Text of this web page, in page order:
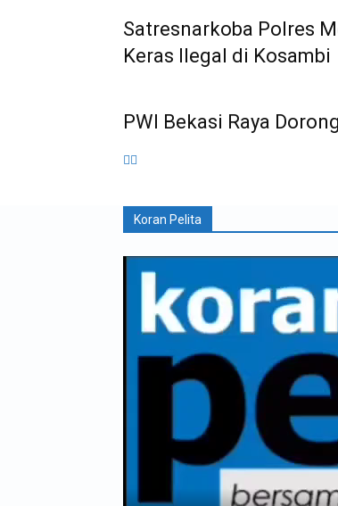
Satresnarkoba Polres
Keras Ilegal di Kosambi
PWI Bekasi Raya
Koran Pelita